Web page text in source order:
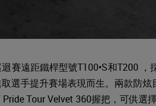
賽遠距鐵桿型號T100•S和T200
選手提升賽場表現而生。兩款防
Tour Velvet 360握把，可供選擇